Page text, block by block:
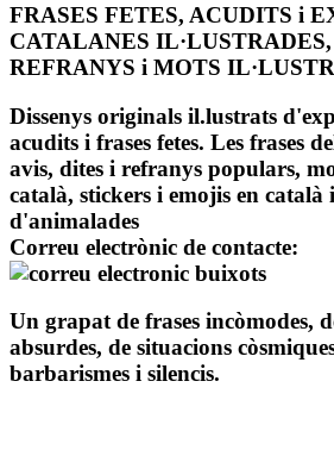
FRASES FETES, ACUDITS i
CATALANES
REFRANYS i MOTS
Dissenys originals il.lustrats
acudits i frases fetes. Les frases
avis, dites i refranys populars,
català, stickers i emojis en
d'animalades
Correu electrònic de contacte:
Un grapat de frases incòmodes,
absurdes, de situacions
barbarismes i silencis.